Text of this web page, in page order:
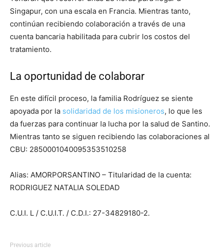
Singapur, con una escala en Francia. Mientras tanto,
continúan recibiendo colaboración a través de una
cuenta bancaria habilitada para cubrir los costos del
tratamiento.
La oportunidad de colaborar
En este difícil proceso, la familia Rodríguez se siente
apoyada por la solidaridad de los misioneros, lo que les
da fuerzas para continuar la lucha por la salud de Santino.
Mientras tanto se siguen recibiendo las colaboraciones al
CBU: 2850001040095353510258
Alias: AMORPORSANTINO – Titularidad de la cuenta:
RODRIGUEZ NATALIA SOLEDAD
C.U.I. L / C.U.I.T. / C.D.I.: 27-34829180-2.
Previous article